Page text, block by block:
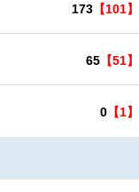
【101】
173
【51】
65
【1】
0